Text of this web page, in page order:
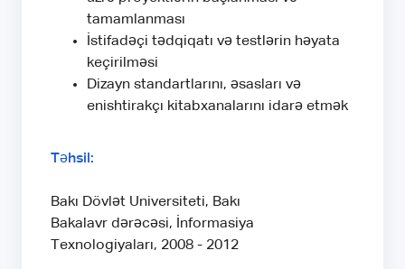
tamamlanması
İstifadəçi tədqiqatı və testlərin həyata
keçirilməsi
Dizayn standartlarını, əsasları və
enishtirakçı kitabxanalarını idarə etmək
Təhsil:
Bakı Dövlət Universiteti, Bakı
Bakalavr dərəcəsi, İnformasiya
Texnologiyaları, 2008 - 2012